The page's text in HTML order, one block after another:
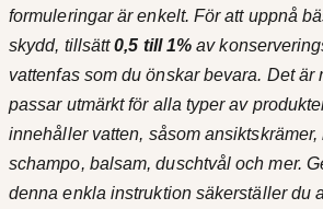
formuleringar är enkelt. För att uppnå
skydd, tillsätt0,5 till 1% av
vattenfas som du önskar bevara. Det är
passar utmärkt för alla typer av
innehåller vatten, såsom ansiktskrämer,
schampo, balsam, duschtvål och mer.
denna enkla instruktion säkerställer du